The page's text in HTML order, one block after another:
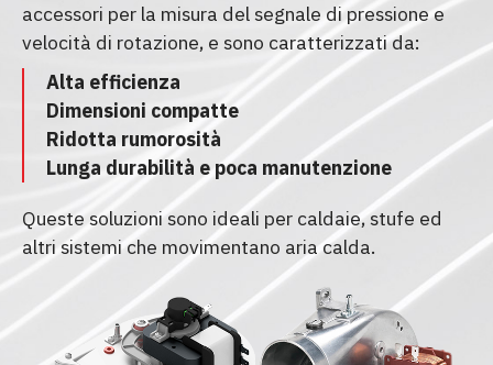
accessori per la misura del segnale di pressione e
velocità di rotazione, e sono caratterizzati da:
Alta efficienza
Dimensioni compatte
Ridotta rumorosità
Lunga durabilità e poca manutenzione
Queste soluzioni sono ideali per caldaie, stufe ed
altri sistemi che movimentano aria calda.